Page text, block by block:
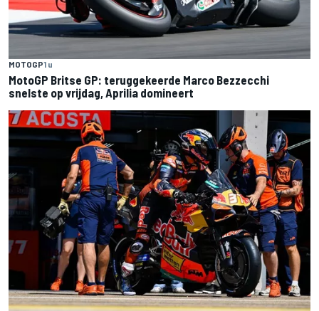
MOTOGP1 u
MotoGP Britse GP: teruggekeerde Marco Bezzecchi
snelste op vrijdag, Aprilia domineert